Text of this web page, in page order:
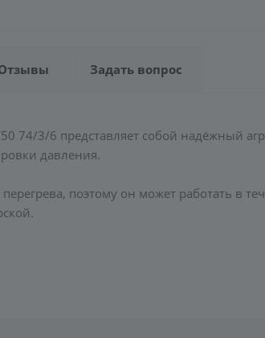
Задать вопрос
74/3/6 представляет собой надёжный
давления.
поэтому он может работать в